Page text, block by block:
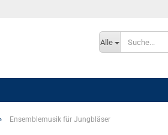
Sprache auswählen
Alle
Ensemblemusik für Jungbläser